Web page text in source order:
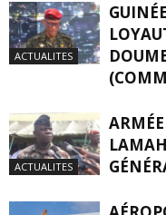
ACTUALITES
ACTUALITES